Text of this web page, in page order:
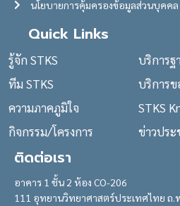
นโยบายการคุ้มครองข้อมูลส่วนบุคคล
Quick Links
รู้จัก STKS
ทีม STKS
ความภาคภูมิใจ
กิจกรรม/โครงการ
บริการ
บริการข
STKS
ข่าวปร
ติดต่อเรา
อาคาร 1 ชั้น 2 ห้อง CO-206
111 อุทยานวิทยาศาสตร์ประเทศไทย ถ.